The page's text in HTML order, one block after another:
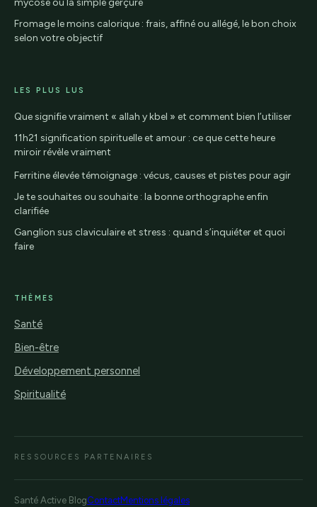
Fromage le moins calorique : frais, affiné ou allégé, le bon choix
selon votre objectif
LES PLUS LUS
Que signifie vraiment « allah y kbel » et comment bien l’utiliser
11h21 signification spirituelle et amour : ce que cette heure
miroir révèle vraiment
Ferritine élevée témoignage : vécus, causes et pistes pour agir
Je te souhaites ou souhaite : la bonne orthographe enfin
clarifiée
Ganglion sus claviculaire et stress : quand s’inquiéter et quoi
faire
THÈMES
Santé
Bien-être
Développement personnel
Spiritualité
RESSOURCES PARTENAIRES
Santé Active BlogContactMentions légales